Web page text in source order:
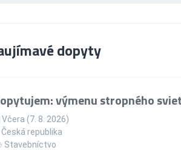
dopyty
výmenu stropného
Včera (7. 8. 2026)
Česká republika
Stavebníctvo